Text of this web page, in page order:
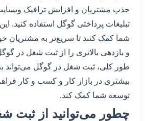
جذب مشتریان و افزایش ترافیک وبسایت
تبلیغات پرداختی گوگل استفاده کنید.
شما کمک کنند تا سریع‌تر به مشتریان
و بازدهی بالاتری را از ثبت شغل در
طور کلی، ثبت شغل در گوگل
بیشتری در بازار کار و کسب و کار
توسعه شما کمک کند.
چطور می‌توانید از ثبت